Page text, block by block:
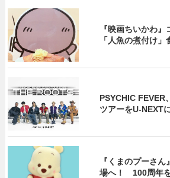
『映画ちいかわ
「人魚の煮付け」
PSYCHIC FEVER
ツアーをU‐NEXT
『くまのプーさ
場へ！ 100周年